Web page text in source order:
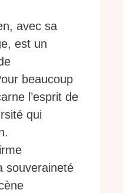
avec sa
est un
beaucoup
l’esprit de
qui
souveraineté